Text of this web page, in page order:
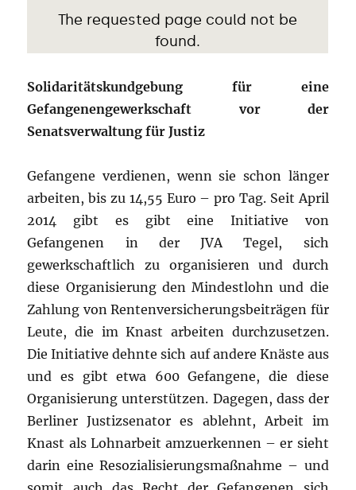
Solidaritätskundgebung für eine
Gefangenengewerkschaft vor der
Senatsverwaltung für Justiz
Gefangene verdienen, wenn sie schon länger
arbeiten, bis zu 14,55 Euro – pro Tag. Seit April
2014 gibt es gibt eine Initiative von
Gefangenen in der JVA Tegel, sich
gewerkschaftlich zu organisieren und durch
diese Organisierung den Mindestlohn und die
Zahlung von Rentenversicherungsbeiträgen für
Leute, die im Knast arbeiten durchzusetzen.
Die Initiative dehnte sich auf andere Knäste aus
und es gibt etwa 600 Gefangene, die diese
Organisierung unterstützen. Dagegen, dass der
Berliner Justizsenator es ablehnt, Arbeit im
Knast als Lohnarbeit amzuerkennen – er sieht
darin eine Resozialisierungsmaßnahme – und